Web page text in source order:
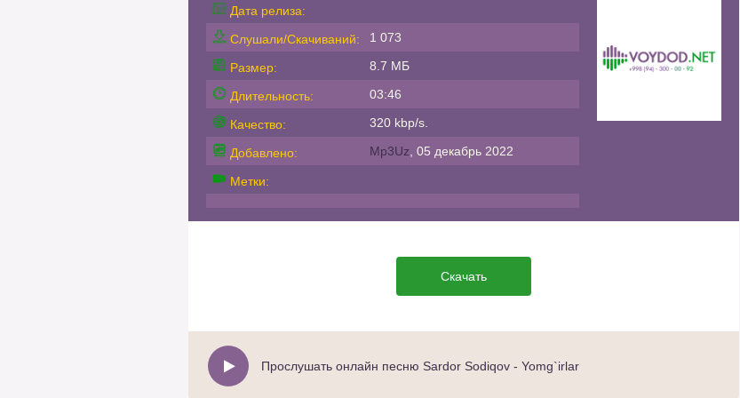
Дата релиза:
Слушали/Скачиваний:
1 073
Размер: 8.7 МБ
Длительность: 03:46
Качество: 320 kbp/s.
Добавлено: Mp3Uz , 05 декабрь 2022
Метки:
Скачать
Прослушать онлайн песню Sardor Sodiqov - Yomg`irlar